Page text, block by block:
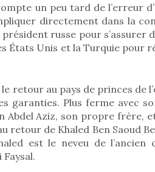
un peu tard de l’erreur
directement dans la
russe pour s’assurer
États Unis et la Turquie pour
retour au pays de princes de
garanties. Plus ferme avec
Abdel Aziz, son propre frère,
retour de Khaled Ben Saoud
est le neveu de l’ancien